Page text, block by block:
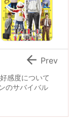
感度について
のサバイバル
 Prev